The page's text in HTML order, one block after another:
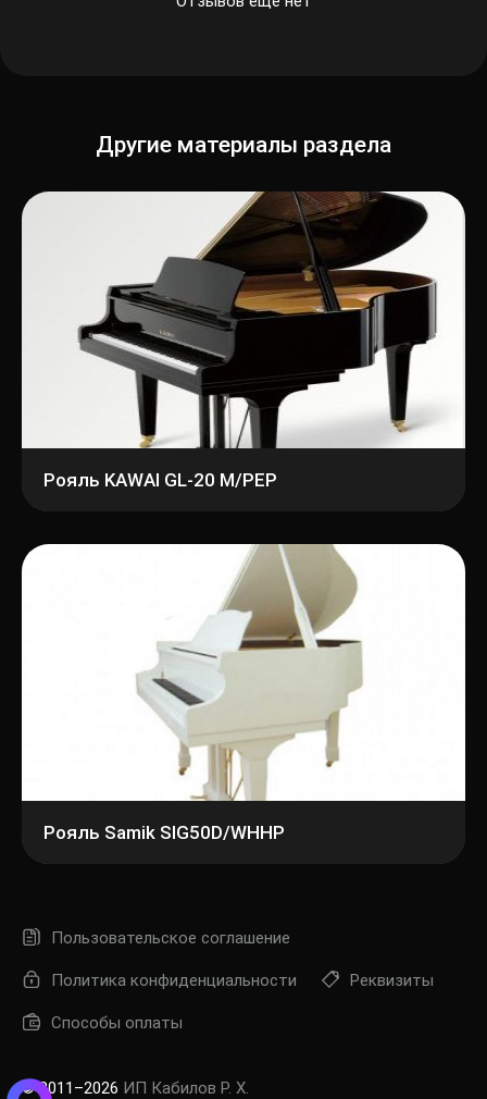
Другие материалы раздела
Рояль KAWAI GL-20 M/PEP
Рояль Samik SIG50D/WHHP
Пользовательское соглашение
Политика конфиденциальности Реквизиты
Способы оплаты
© 2011–2026 ИП Кабилов Р. Х.